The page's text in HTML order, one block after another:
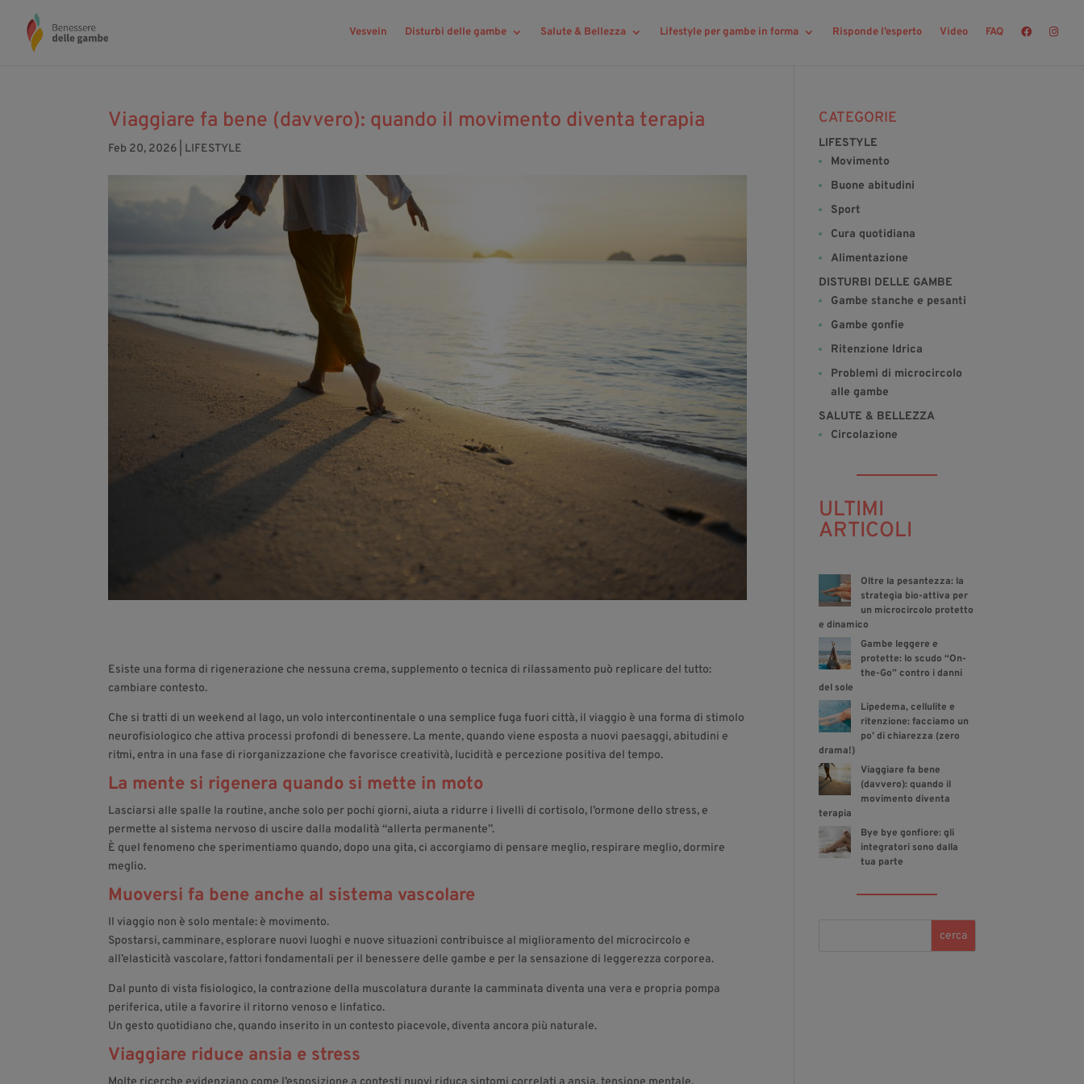
Vesvein Disturbi delle gambe Salute & Bellezza Lifestyle per gambe in forma Risponde l’esperto Video FAQ
Viaggiare fa bene (davvero): quando il movimento diventa terapia
Feb 20, 2026 LIFESTYLE
Esiste una forma di rigenerazione che nessuna crema, supplemento o tecnica di rilassamento può replicare del tutto:
cambiare contesto.
Che si tratti di un weekend al lago, un volo intercontinentale o una semplice fuga fuori città, il viaggio è una forma di stimolo
neurofisiologico che attiva processi profondi di benessere. La mente, quando viene esposta a nuovi paesaggi, abitudini e
ritmi, entra in una fase di riorganizzazione che favorisce creatività, lucidità e percezione positiva del tempo.
La mente si rigenera quando si mette in moto
Lasciarsi alle spalle la routine, anche solo per pochi giorni, aiuta a ridurre i livelli di cortisolo, l’ormone dello stress, e
permette al sistema nervoso di uscire dalla modalità “allerta permanente”.
È quel fenomeno che sperimentiamo quando, dopo una gita, ci accorgiamo di pensare meglio, respirare meglio, dormire
meglio.
Muoversi fa bene anche al sistema vascolare
Il viaggio non è solo mentale: è movimento.
Spostarsi, camminare, esplorare nuovi luoghi e nuove situazioni contribuisce al miglioramento del microcircolo e
all’elasticità vascolare, fattori fondamentali per il benessere delle gambe e per la sensazione di leggerezza corporea.
Dal punto di vista fisiologico, la contrazione della muscolatura durante la camminata diventa una vera e propria pompa
periferica, utile a favorire il ritorno venoso e linfatico.
Un gesto quotidiano che, quando inserito in un contesto piacevole, diventa ancora più naturale.
Viaggiare riduce ansia e stress
CATEGORIE
LIFESTYLE
Movimento
Buone abitudini
Sport
Cura quotidiana
Alimentazione
DISTURBI DELLE GAMBE
Gambe stanche e pesanti
Gambe gonfie
Ritenzione Idrica
Problemi di microcircolo
alle gambe
SALUTE & BELLEZZA
Circolazione
ULTIMI
ARTICOLI
Oltre la pesantezza: la
strategia bio-attiva per
un microcircolo protetto
e dinamico
Gambe leggere e
protette: lo scudo “On-
the-Go” contro i danni
del sole
Lipedema, cellulite e
ritenzione: facciamo un
po’ di chiarezza (zero
drama!)
Viaggiare fa bene
(davvero): quando il
movimento diventa
terapia
Bye bye gonfiore: gli
integratori sono dalla
tua parte
cerca